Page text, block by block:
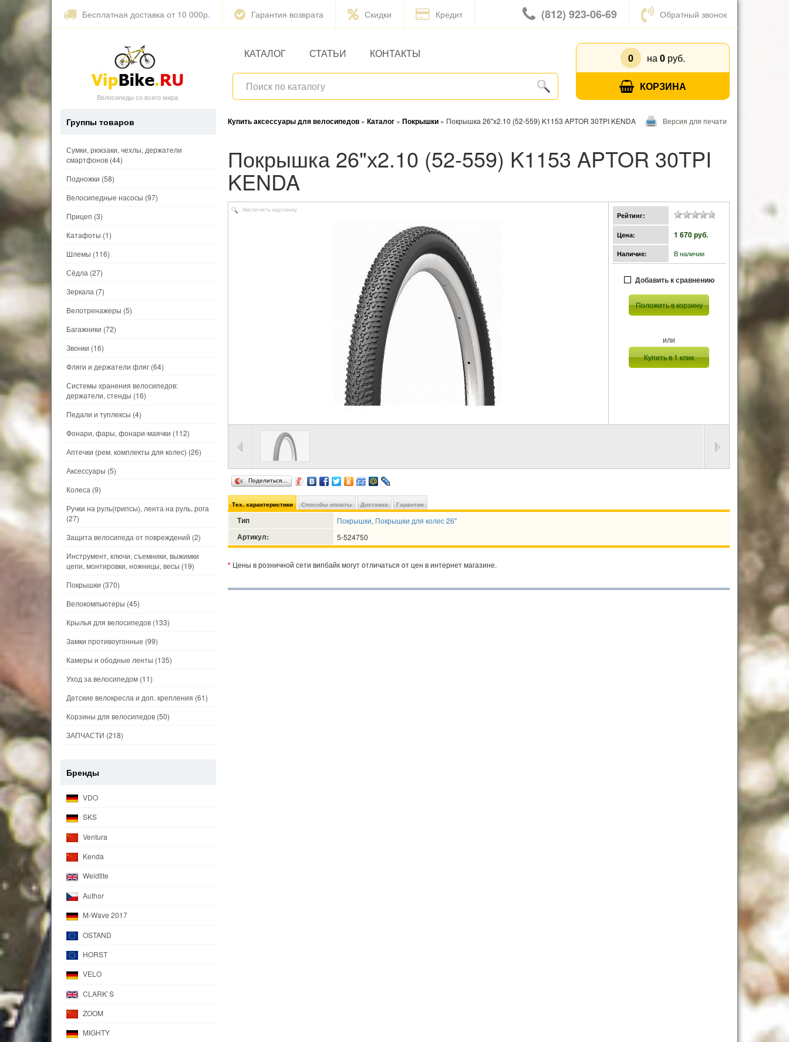
Бесплатная доставка от 10 000р. Гарантия возврата Скидки Кредит (812) 923-06-69 Обратный звонок
Велосипеды со всего мира
КАТАЛОГ СТАТЬИ КОНТАКТЫ 0 на 0руб.
КОРЗИНА
Купить аксессуары для велосипедов » Каталог » Покрышки » Покрышка 26"х2.10 (52-559) K1153 APTOR 30TPI KENDA Версия для печати
Покрышка 26"х2.10 (52-559) K1153 APTOR 30TPI
KENDA
Увеличить картинку
Рейтинг:
Цена: 1 670 pуб.
Наличие: В наличии
Добавить к сравнению
Положить в корзину
или
Купить в 1 клик
Поделиться…
Тех. характеристики Способы оплаты Доставка Гарантия
Тип Покрышки, Покрышки для колес 26"
Артикул: 5-524750
* Цены в розничной сети випбайк могут отличаться от цен в интернет магазине.
Группы товаров
Сумки, рюкзаки, чехлы, держатели
смартфонов (44)
Подножки (58)
Велосипедные насосы (97)
Прицеп (3)
Катафоты (1)
Шлемы (116)
Сёдла (27)
Зеркала (7)
Велотренажеры (5)
Багажники (72)
Звонки (16)
Фляги и держатели фляг (64)
Системы хранения велосипедов:
держатели, стенды (16)
Педали и туплексы (4)
Фонари, фары, фонари-маячки (112)
Аптечки (рем. комплекты для колес) (26)
Аксессуары (5)
Колеса (9)
Ручки на руль(грипсы), лента на руль, рога
(27)
Защита велосипеда от повреждений (2)
Инструмент, ключи, съемники, выжимки
цепи, монтировки, ножницы, весы (19)
Покрышки (370)
Велокомпьютеры (45)
Крылья для велосипедов (133)
Замки противоугонные (99)
Камеры и ободные ленты (135)
Уход за велосипедом (11)
Детские велокресла и доп. крепления (61)
Корзины для велосипедов (50)
ЗАПЧАСТИ (218)
Бренды
VDO
SKS
Ventura
Kenda
Weldtite
Author
M-Wave 2017
OSTAND
HORST
VELO
CLARK`S
ZOOM
MIGHTY